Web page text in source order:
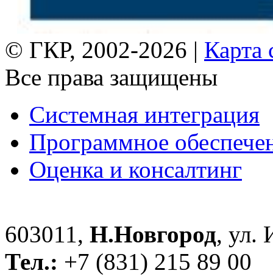
© ГКР, 2002-2026 | Карта
Все права защищены
Системная интеграция
Программное
Оценка и консалтинг
603011, Н.Новгород, ул.
Тел.: +7 (831) 215 89 00